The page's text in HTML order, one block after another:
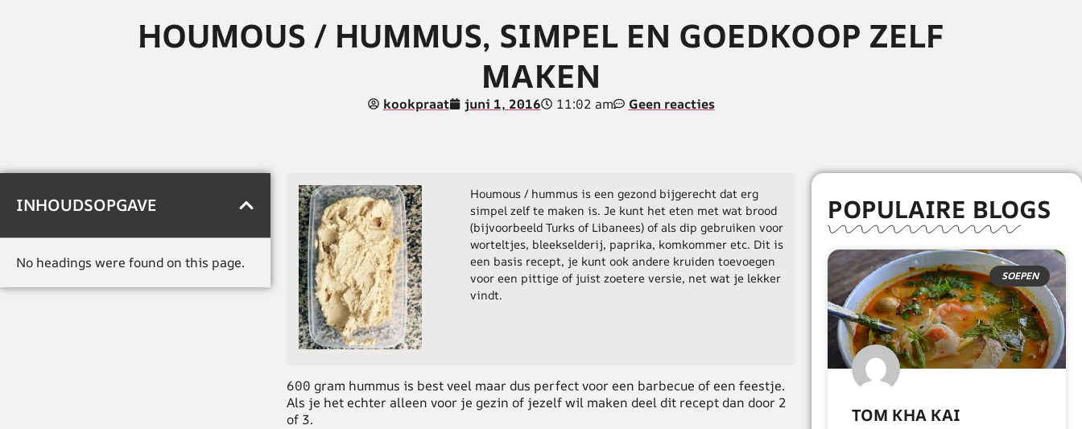
HOUMOUS / HUMMUS, SIMPEL EN GOEDKOOP ZELF
MAKEN
kookpraat juni 1, 2016 11:02 am Geen reacties
INHOUDSOPGAVE
No headings were found on this page.
Houmous / hummus is een gezond bijgerecht dat erg
simpel zelf te maken is. Je kunt het eten met wat brood
(bijvoorbeeld Turks of Libanees) of als dip gebruiken voor
worteltjes, bleekselderij, paprika, komkommer etc. Dit is
een basis recept, je kunt ook andere kruiden toevoegen
voor een pittige of juist zoetere versie, net wat je lekker
vindt.
600 gram hummus is best veel maar dus perfect voor een barbecue of een feestje.
Als je het echter alleen voor je gezin of jezelf wil maken deel dit recept dan door 2
of 3.
POPULAIRE BLOGS
SOEPEN
TOM KHA KAI